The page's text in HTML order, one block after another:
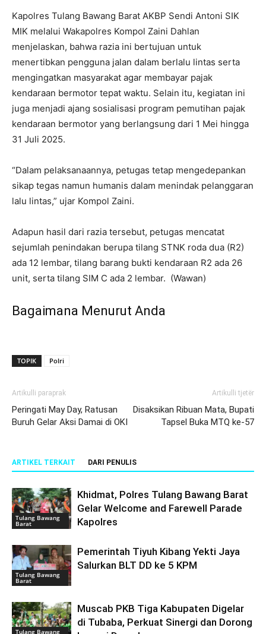
Kapolres Tulang Bawang Barat AKBP Sendi Antoni SIK
MIK melalui Wakapolres Kompol Zaini Dahlan
menjelaskan, bahwa razia ini bertujuan untuk
menertibkan pengguna jalan dalam berlalu lintas serta
mengingatkan masyarakat agar membayar pajak
kendaraan bermotor tepat waktu. Selain itu, kegiatan ini
juga menjadi ajang sosialisasi program pemutihan pajak
kendaraan bermotor yang berlangsung dari 1 Mei hingga
31 Juli 2025.
“Dalam pelaksanaannya, petugas tetap mengedepankan
sikap tegas namun humanis dalam menindak pelanggaran
lalu lintas,” ujar Kompol Zaini.
Adapun hasil dari razia tersebut, petugas mencatat
sejumlah penindakan berupa tilang STNK roda dua (R2)
ada 12 lembar, tilang barang bukti kendaraan R2 ada 26
unit, serta tilang SIM C ada 2 lembar. (Wawan)
Bagaimana Menurut Anda
TOPIK Polri
Artikulli paraprak
Peringati May Day, Ratusan
Buruh Gelar Aksi Damai di OKI
Artikulli tjetër
Disaksikan Ribuan Mata, Bupati
Tapsel Buka MTQ ke-57
ARTIKEL TERKAIT DARI PENULIS
Tulang Bawang
Barat
Khidmat, Polres Tulang Bawang Barat
Gelar Welcome and Farewell Parade
Kapolres
Tulang Bawang
Barat
Pemerintah Tiyuh Kibang Yekti Jaya
Salurkan BLT DD ke 5 KPM
Tulang Bawang
Muscab PKB Tiga Kabupaten Digelar
di Tubaba, Perkuat Sinergi dan Dorong